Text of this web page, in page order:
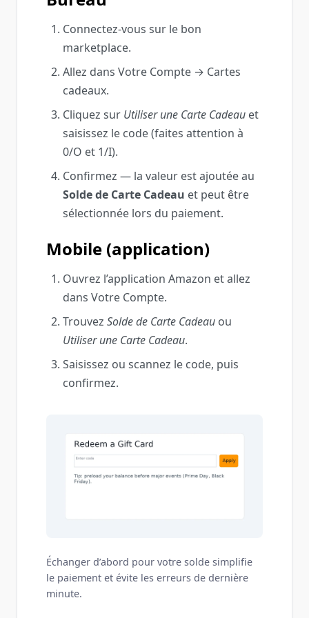
Connectez‑vous sur le bon
marketplace.
Allez dans Votre Compte → Cartes
cadeaux.
Cliquez sur Utiliser une Carte Cadeauet
saisissez le code (faites attention à
0/O et 1/I).
Confirmez — la valeur est ajoutée au
Solde de Carte Cadeau et peut être
sélectionnée lors du paiement.
Mobile (application)
Ouvrez l’application Amazon et allez
dans Votre Compte.
Trouvez Solde de Carte Cadeauou
Utiliser une Carte Cadeau.
Saisissez ou scannez le code, puis
confirmez.
Échanger d’abord pour votre solde simplifie
le paiement et évite les erreurs de dernière
minute.